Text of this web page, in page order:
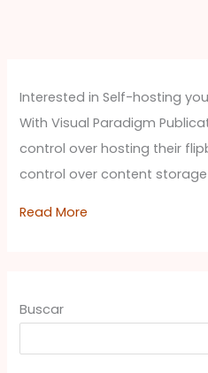
Interested in Self-hosting
With Visual Paradigm
control over hosting their
control over content
Read More
Buscar